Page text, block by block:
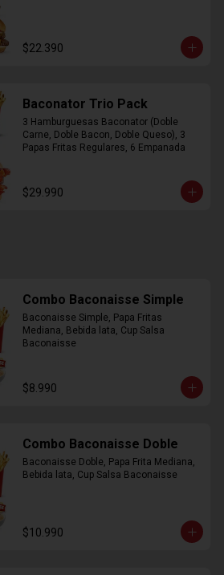
$22.390
Baconator Trio Pack
3 Hamburguesas Baconator (Doble
Carne, Doble Bacon, Doble Queso), 3
Papas Fritas Regulares, 6 Empanada
$29.990
Combo Baconaisse Simple
Baconaisse Simple, Papa Fritas
Mediana, Bebida lata, Cup Salsa
Baconaisse
$8.990
Combo Baconaisse Doble
Baconaisse Doble, Papa Frita Mediana,
Bebida lata, Cup Salsa Baconaisse
$10.990